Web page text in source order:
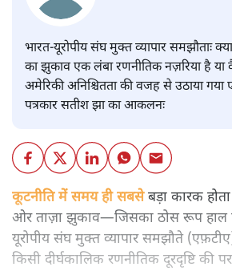
भारत-यूरोपीय संघ मुक्त व्यापार समझौताः
का झुकाव एक लंबा रणनीतिक नज़रिया है या
अमेरिकी अनिश्चितता की वजह से उठाया गया
पत्रकार सतीश झा का आकलनः
कूटनीति में समय ही सबसेबड़ा कारक
ओर ताज़ा झुकाव—जिसका ठोस रूप हाल
यूरोपीय संघ मुक्त व्यापार समझौते
किसी दीर्घकालिक रणनीतिक दूरदृष्टि की